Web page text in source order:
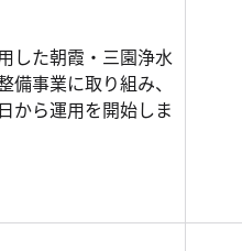
した朝霞・三園浄水
事業に取り組み、
から運用を開始しま